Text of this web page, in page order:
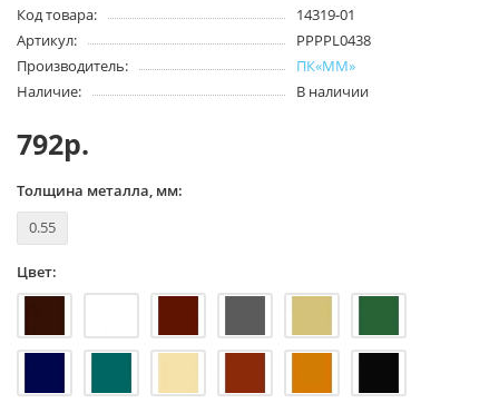
Код товара:
14319-01
Артикул:
PPPPL0438
Производитель:
ПК«ММ»
Наличие:
В наличии
792р.
Толщина металла, мм:
0.55
Цвет: